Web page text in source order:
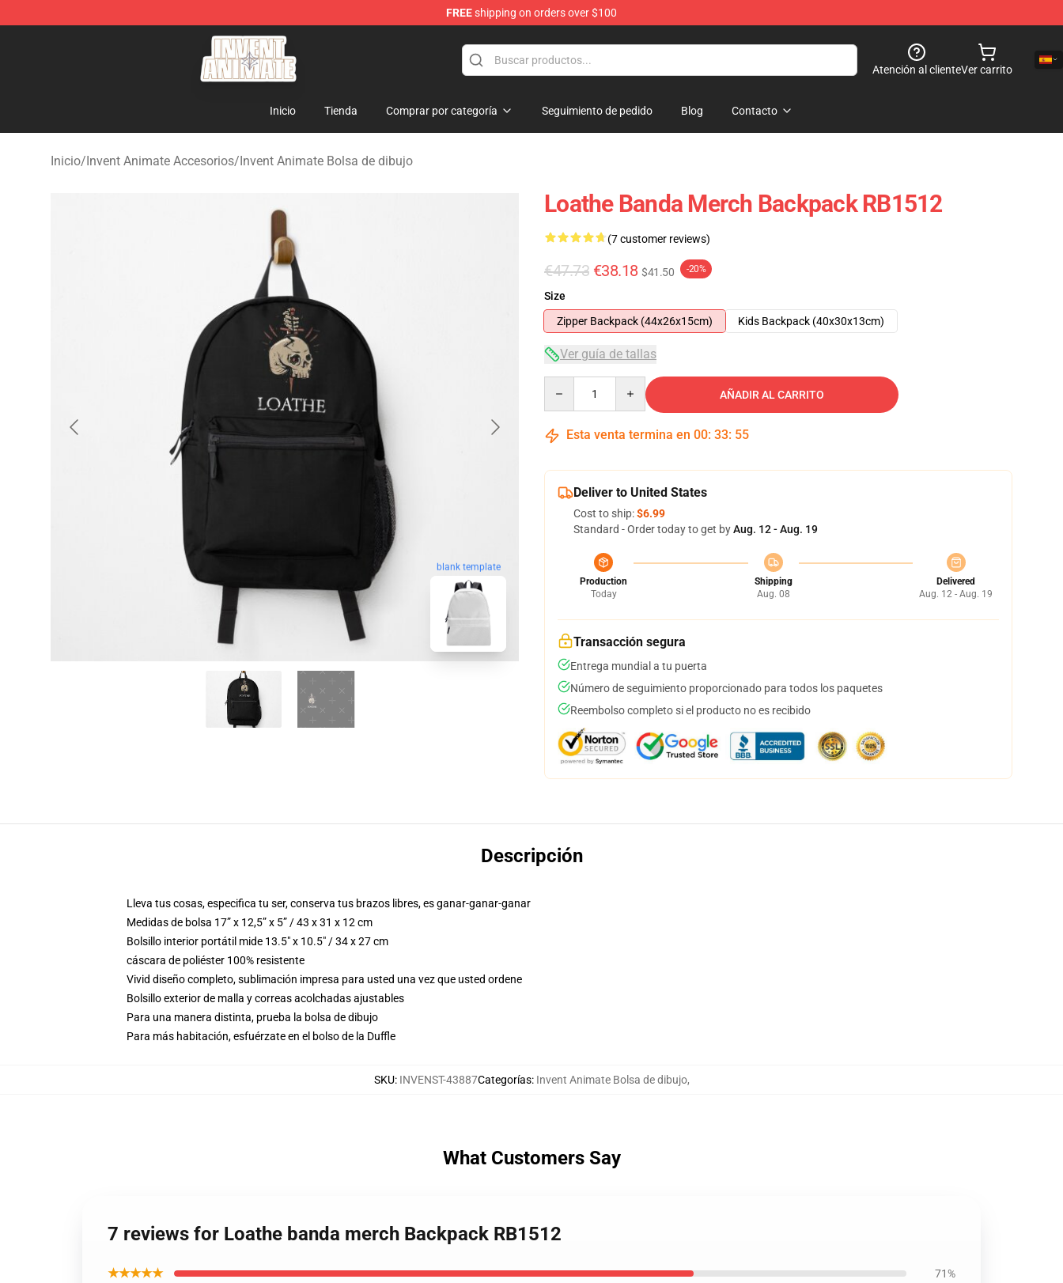
FREEshipping on orders over $100
Invent Animate Shop - Official Invent Animate Merchandise Store
Atención al clienteVer carrito
Inicio Tienda Comprar por categoría Seguimiento de pedido Blog Contacto
Inicio/Invent Animate Accesorios/Invent Animate Bolsa de dibujo
blank template
Loathe Banda Merch Backpack RB1512
(7 customer reviews)
€47.73 €38.18 $41.50 -20%
Size
Zipper Backpack (44x26x15cm)
Kids Backpack (40x30x13cm)
Ver guía de tallas
AÑADIR AL CARRITO
Esta venta termina en 00: 33: 54
Deliver to United States
Cost to ship:$6.99
Standard - Order today to get byAug. 12 - Aug. 19
Production
Today
Shipping
Aug. 08
Delivered
Aug. 12 - Aug. 19
Transacción segura
Entrega mundial a tu puerta
Número de seguimiento proporcionado para todos los paquetes
Reembolso completo si el producto no es recibido
Descripción
Lleva tus cosas, especifica tu ser, conserva tus brazos libres, es ganar-ganar-ganar
Medidas de bolsa 17” x 12,5” x 5” / 43 x 31 x 12 cm
Bolsillo interior portátil mide 13.5" x 10.5" / 34 x 27 cm
cáscara de poliéster 100% resistente
Vivid diseño completo, sublimación impresa para usted una vez que usted ordene
Bolsillo exterior de malla y correas acolchadas ajustables
Para una manera distinta, prueba la bolsa de dibujo
Para más habitación, esfuérzate en el bolso de la Duffle
SKU: INVENST-43887Categorías: Invent Animate Bolsa de dibujo,
What Customers Say
7 reviews for Loathe banda merch Backpack RB1512
★★★★★ 71%